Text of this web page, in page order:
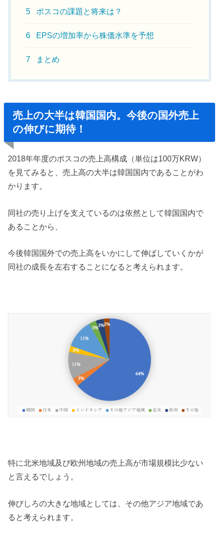
5 ポスコの課題と将来は？
6 EPSの増加率から株価水準を予想
7 まとめ
売上の大半は韓国国内。今後の国外売上
の伸びに期待！
2018年年度のポスコの売上高構成（単位は100万KRW）
を見てみると、売上高の大半は韓国国内であることがわ
かります。
同社の売り上げを支えているのは依然として韓国国内で
あることから、
今後韓国国外での売上高をいかにして伸ばしていくかが
同社の成長を左右することになると考えられます。
特に北米地域及び欧州地域の売上高が市場規模比少ない
と言えるでしょう。
伸びしろの大きな地域としては、その他アジア地域であ
ると考えられます。